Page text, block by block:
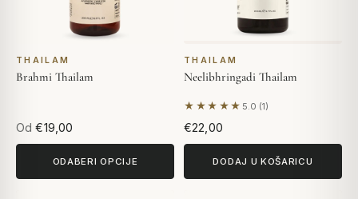
THAILAM
Brahmi Thailam
Od €19,00
ODABERI OPCIJE
THAILAM
Neelibhringadi Thailam
★★★★★ 5.0 (1)
Na temelju 1 recenzije
€22,00
DODAJ U KOŠARICU